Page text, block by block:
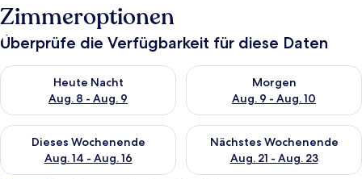
Zimmeroptionen
Überprüfe die Verfügbarkeit für diese Daten
Heute Nacht
Aug. 8 - Aug. 9
Überprüfe die Verfügbarkeit für heute Nacht, Aug. 8 - Aug. 9.
Morgen
Aug. 9 - Aug. 10
Überprüfe die Verfügbarkeit
Dieses Wochenende
Aug. 14 - Aug. 16
Überprüfe die Verfügbarkeit für dieses Wochenende, Aug. 14
Nächstes Wochenende
Aug. 21 - Aug. 23
Überprüfe die Verfügbarkeit